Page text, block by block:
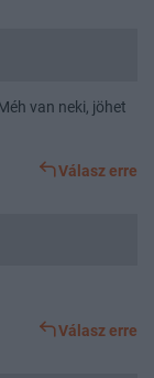
van neki, jöhet
Válasz erre
Válasz erre